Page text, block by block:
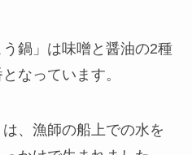
鍋」は味噌と醤油の2種
なっています。
は、漁師の船上での水を